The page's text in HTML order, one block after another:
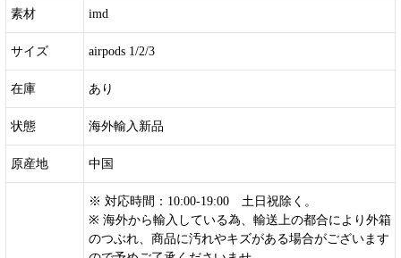
素材 imd
サイズ airpods 1/2/3
在庫 あり
状態 海外輸入新品
原産地 中国
※ 対応時間：10:00-19:00 土日祝除く。
※ 海外から輸入している為、輸送上の都合により外箱
のつぶれ、商品に汚れやキズがある場合がございます